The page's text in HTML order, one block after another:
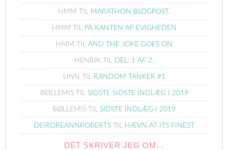
HMM TIL MARATHON BLOGPOST.
HMM TIL PÅ KANTEN AF EVIGHEDEN
HMM TIL AND THE JOKE GOES ON
HENRIK TIL DEL: 1 AF 2.
LINN TIL RANDOM TANKER #1
BØLLEMISTIL SIDSTE SIDSTE INDLÆG I 2019
BØLLEMIS TIL SIDSTE INDLÆG I 2019
DEIRDREANNROBERTS TIL HÆVN AT ITS FINEST
DÉT SKRIVER JEG OM…